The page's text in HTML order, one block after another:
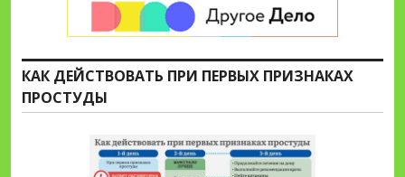
КАК ДЕЙСТВОВАТЬ ПРИ ПЕРВЫХ ПРИЗНАКАХ
ПРОСТУДЫ